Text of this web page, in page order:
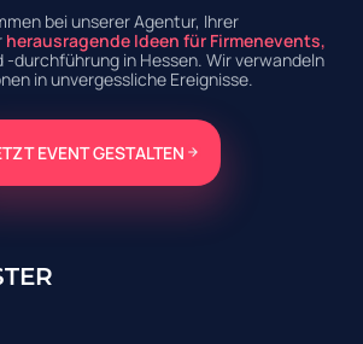
bei unserer Agentur, Ihrer
herausragende Ideen für Firmenevents,
-durchführung in Hessen. Wir verwandeln
in unvergessliche Ereignisse.
EVENT GESTALTEN